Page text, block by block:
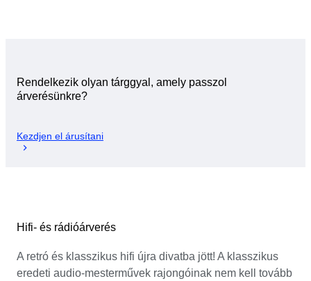
Rendelkezik olyan tárggyal, amely passzol
árverésünkre?
Kezdjen el árusítani
Hifi- és rádióárverés
A retró és klasszikus hifi újra divatba jött! A klasszikus
eredeti audio-mesterművek rajongóinak nem kell tovább